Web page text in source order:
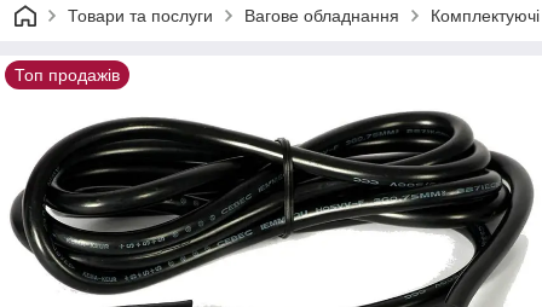
Товари та послуги Вагове обладнання
Топ продажів